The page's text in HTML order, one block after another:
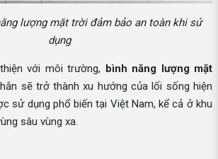
lượng mặt trời đảm bảo an toàn khi sử
dụng
với môi trường,
bình năng lượng mặt
sẽ trở thành xu hướng của lối sống hiện
sử dụng phổ biến tại Việt Nam, kể cả ở khu
sâu vùng xa.